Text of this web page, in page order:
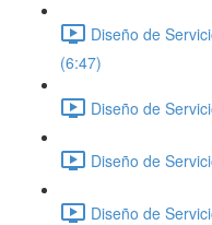
Diseño de
(6:47)
Diseño de
Diseño de
Diseño de